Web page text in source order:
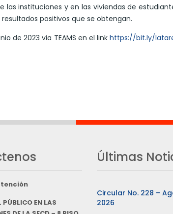
instituciones y en las viviendas de
positivos que se obtengan.
de 2023 via TEAMS en el link https://bit.ly/
EN LAS
Últimas
Circular No. 228 –
2026